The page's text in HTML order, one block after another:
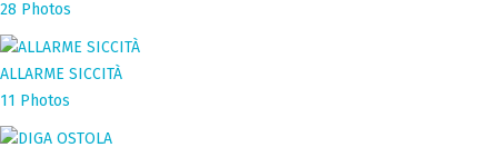
28 Photos
ALLARME SICCITÀ
11 Photos